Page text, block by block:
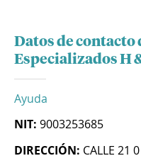
Datos de contacto
Especializados H
Ayuda
NIT: 9003253685
DIRECCIÓN: CALLE 21